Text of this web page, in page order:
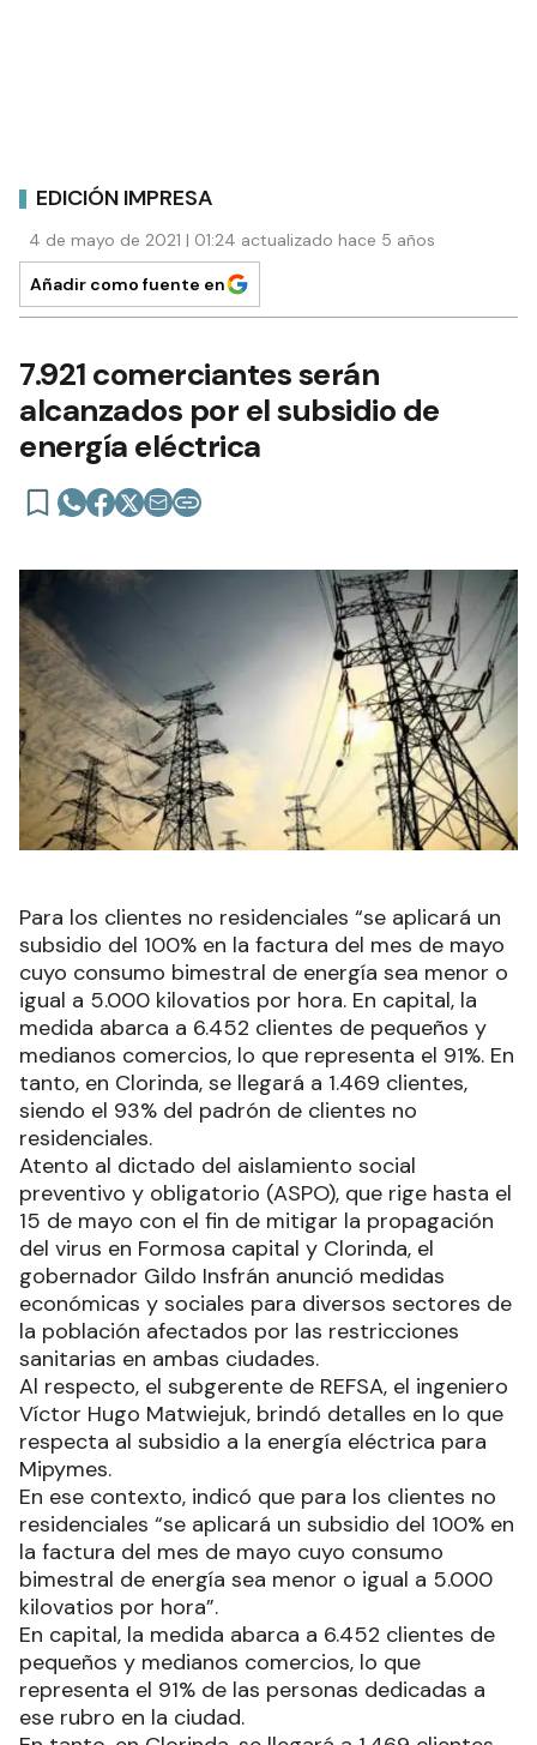
EDICIÓN IMPRESA
4 de mayo de 2021 | 01:24 actualizado hace 5 años
Añadir como fuente en
7.921 comerciantes serán
alcanzados por el subsidio de
energía eléctrica
Para los clientes no residenciales “se aplicará un
subsidio del 100% en la factura del mes de mayo
cuyo consumo bimestral de energía sea menor o
igual a 5.000 kilovatios por hora. En capital, la
medida abarca a 6.452 clientes de pequeños y
medianos comercios, lo que representa el 91%. En
tanto, en Clorinda, se llegará a 1.469 clientes,
siendo el 93% del padrón de clientes no
residenciales.
Atento al dictado del aislamiento social
preventivo y obligatorio (ASPO), que rige hasta el
15 de mayo con el fin de mitigar la propagación
del virus en Formosa capital y Clorinda, el
gobernador Gildo Insfrán anunció medidas
económicas y sociales para diversos sectores de
la población afectados por las restricciones
sanitarias en ambas ciudades.
Al respecto, el subgerente de REFSA, el ingeniero
Víctor Hugo Matwiejuk, brindó detalles en lo que
respecta al subsidio a la energía eléctrica para
Mipymes.
En ese contexto, indicó que para los clientes no
residenciales “se aplicará un subsidio del 100% en
la factura del mes de mayo cuyo consumo
bimestral de energía sea menor o igual a 5.000
kilovatios por hora”.
En capital, la medida abarca a 6.452 clientes de
pequeños y medianos comercios, lo que
representa el 91% de las personas dedicadas a
ese rubro en la ciudad.